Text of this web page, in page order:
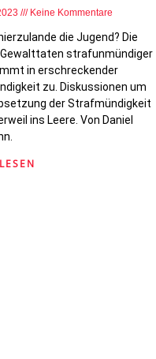
Keine Kommentare
die Jugend? Die
Gewalttaten strafunmündiger
in erschreckender
zu. Diskussionen um
der Strafmündigkeit
ins Leere. Von Daniel